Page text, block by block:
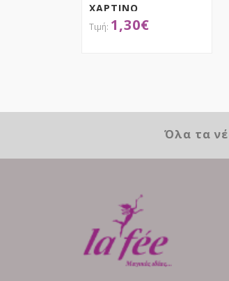
ΧΑΡΤΙΝΟ
ΕΠΕΞΕΡΓΑΣΜΕΝΟ
1,30€
Όλα τα